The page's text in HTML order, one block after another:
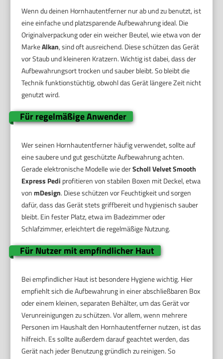
Wenn du deinen Hornhautentferner nur ab und zu benutzt, ist
eine einfache und platzsparende Aufbewahrung ideal. Die
Originalverpackung oder ein weicher Beutel, wie etwa von der
MarkeAlkan, sind oft ausreichend. Diese schützen das Gerät
vor Staub und kleineren Kratzern. Wichtig ist dabei, dass der
Aufbewahrungsort trocken und sauber bleibt. So bleibt die
Technik funktionstüchtig, obwohl das Gerät längere Zeit nicht
genutzt wird.
Für regelmäßige Anwender
Wer seinen Hornhautentferner häufig verwendet, sollte auf
eine saubere und gut geschützte Aufbewahrung achten.
Gerade elektronische Modelle wie derScholl Velvet Smooth
Express Pedi profitieren von stabilen Boxen mit Deckel, etwa
vonmDesign. Diese schützen vor Feuchtigkeit und sorgen
dafür, dass das Gerät stets griffbereit und hygienisch sauber
bleibt. Ein fester Platz, etwa im Badezimmer oder
Schlafzimmer, erleichtert die regelmäßige Nutzung.
Für Nutzer mit empfindlicher Haut
Bei empfindlicher Haut ist besondere Hygiene wichtig. Hier
empfiehlt sich die Aufbewahrung in einer abschließbaren Box
oder einem kleinen, separaten Behälter, um das Gerät vor
Verunreinigungen zu schützen. Vor allem, wenn mehrere
Personen im Haushalt den Hornhautentferner nutzen, ist das
hilfreich. Es sollte außerdem darauf geachtet werden, das
Gerät nach jeder Benutzung gründlich zu reinigen. So